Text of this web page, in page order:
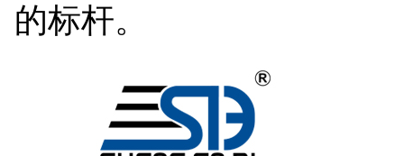
的标杆。